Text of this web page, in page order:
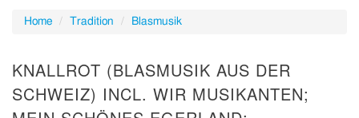
Home Tradition Blasmusik
KNALLROT (BLASMUSIK AUS DER
SCHWEIZ) INCL. WIR MUSIKANTEN;